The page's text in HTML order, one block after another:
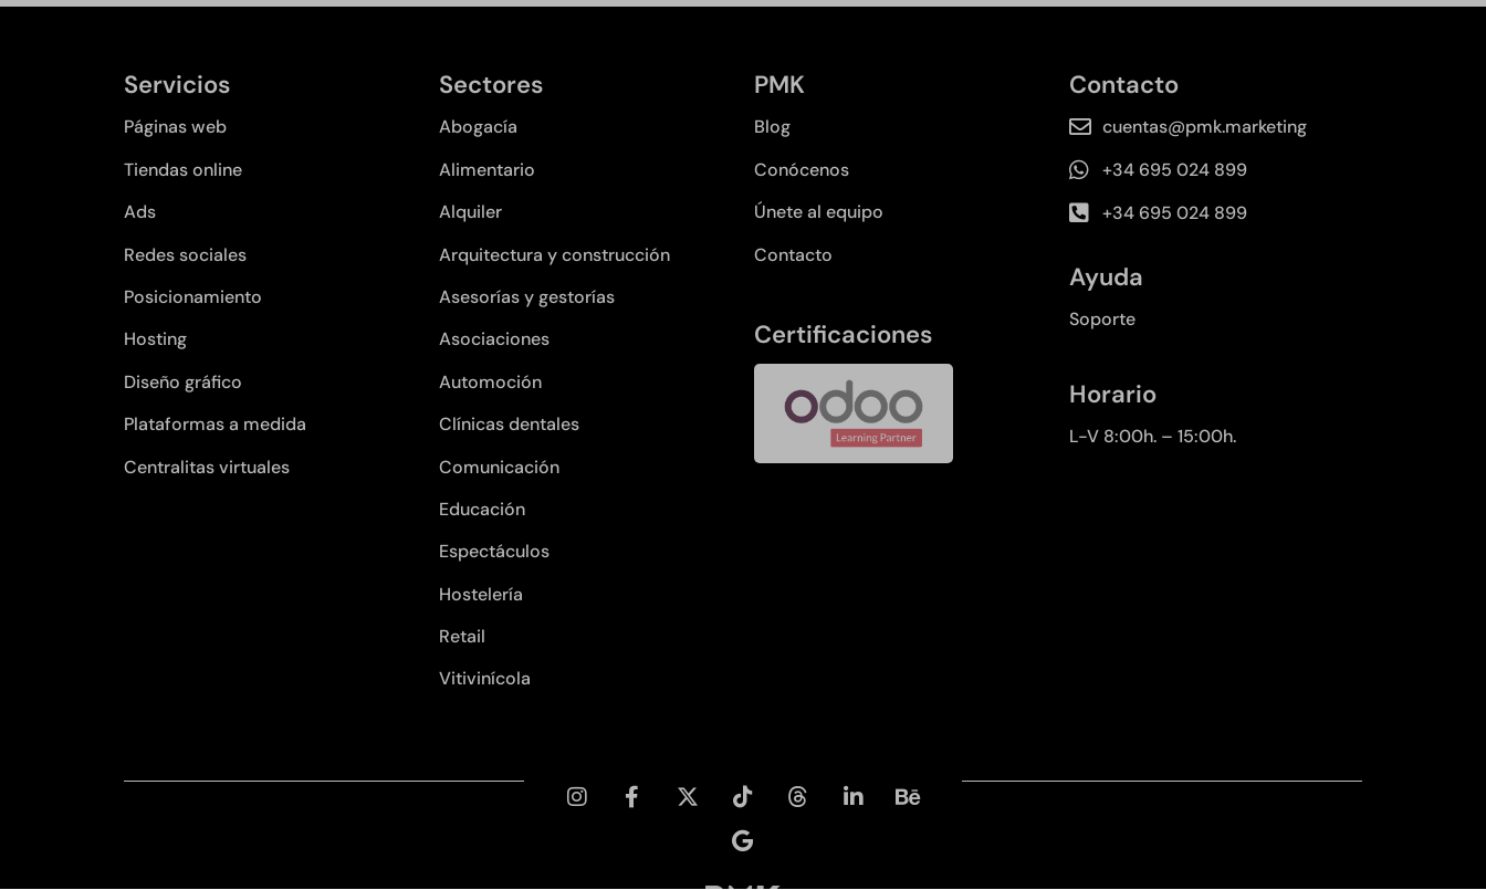
Servicios
Páginas web
Tiendas online
Ads
Redes sociales
Posicionamiento
Hosting
Diseño gráfico
Plataformas a medida
Centralitas virtuales
Sectores
Abogacía
Alimentario
Alquiler
Arquitectura y construcción
Asesorías y gestorías
Asociaciones
Automoción
Clínicas dentales
Comunicación
Educación
Espectáculos
Hostelería
Retail
Vitivinícola
PMK
Blog
Conócenos
Únete al equipo
Contacto
Certificaciones
Contacto
cuentas@pmk.marketing
+34 695 024 899
+34 695 024 899
Ayuda
Soporte
Horario
L-V 8:00h. – 15:00h.